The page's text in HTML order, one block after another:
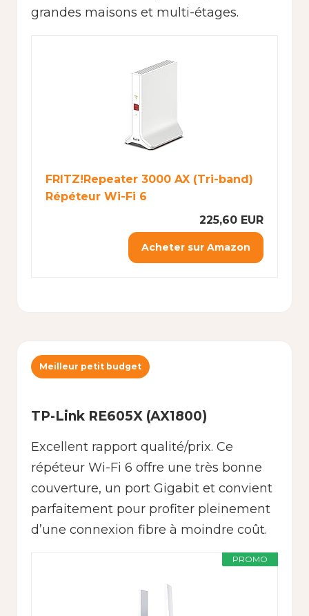
grandes maisons et multi-étages.
FRITZ!Repeater 3000 AX (Tri-band)
Répéteur Wi-Fi 6
225,60 EUR
Acheter sur Amazon
Meilleur petit budget
TP-Link RE605X (AX1800)
Excellent rapport qualité/prix. Ce
répéteur Wi-Fi 6 offre une très bonne
couverture, un port Gigabit et convient
parfaitement pour profiter pleinement
d’une connexion fibre à moindre coût.
PROMO